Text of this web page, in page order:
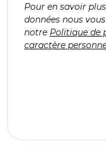
Pour en savoir
données nous
notre Politique de
caractère